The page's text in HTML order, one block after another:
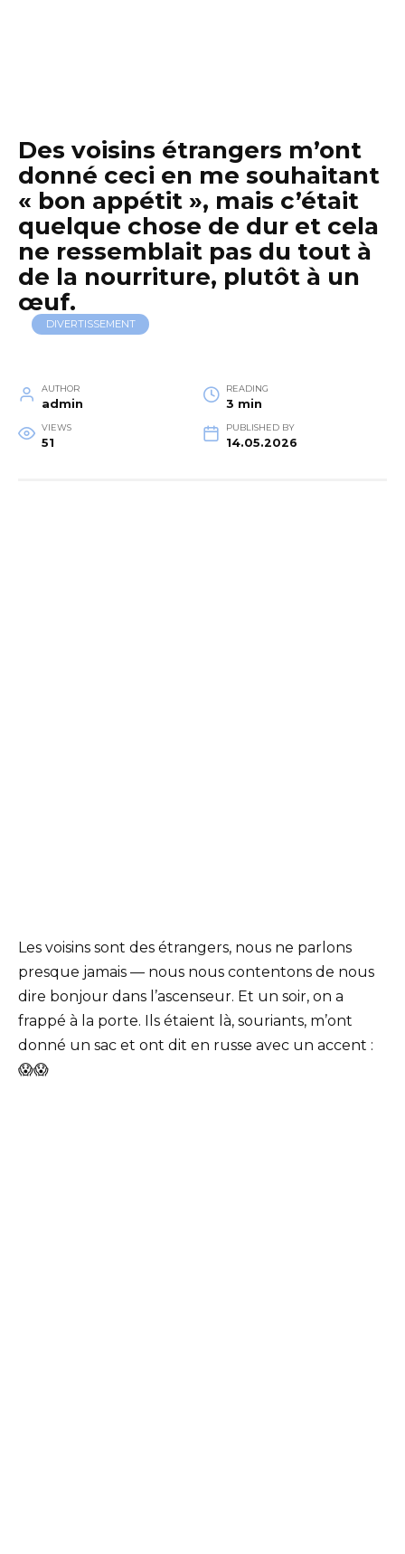
Des voisins étrangers m’ont
donné ceci en me souhaitant
« bon appétit », mais c’était
quelque chose de dur et cela
ne ressemblait pas du tout à
de la nourriture, plutôt à un
œuf.
DIVERTISSEMENT
AUTHOR
admin
READING
3 min
VIEWS
51
PUBLISHED BY
14.05.2026
Les voisins sont des étrangers, nous ne parlons
presque jamais — nous nous contentons de nous
dire bonjour dans l’ascenseur. Et un soir, on a
frappé à la porte. Ils étaient là, souriants, m’ont
donné un sac et ont dit en russe avec un accent :
😱😱